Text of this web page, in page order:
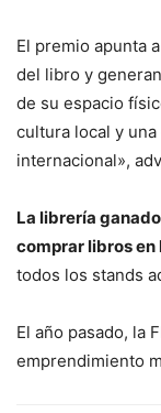
El premio apunta
del libro y
de su espacio
cultura local y
internacional»,
La librería
comprar libros en
todos los stands
El año pasado, la
emprendimiento